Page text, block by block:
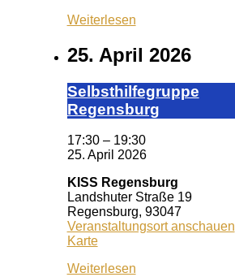
Weiterlesen
25. April 2026
Selbst­hil­fe­grup­pe
Re­gens­burg
17:30 – 19:30
25. April 2026
KISS Regensburg
Landshuter Straße 19
Regensburg, 93047
Veranstaltungsort anschauen
KarteKISS
Weiterlesen